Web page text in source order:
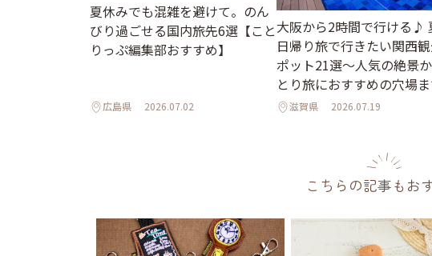
夏休みでも混雑を避けて。のん
びり過ごせる国内旅先6選【こと
りっぷ編集部おすすめ】
広島県 2026.07.02
大阪から2時間で行ける♪
日帰り旅で行きたい関西
ポット21選～人気の絶景
とり旅におすすめの穴場
滋賀県 2026.07.19
こちらの記事もお